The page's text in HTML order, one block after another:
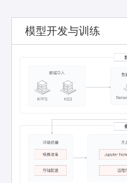
模型开发与训练